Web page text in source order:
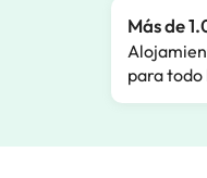
Más de
para todo